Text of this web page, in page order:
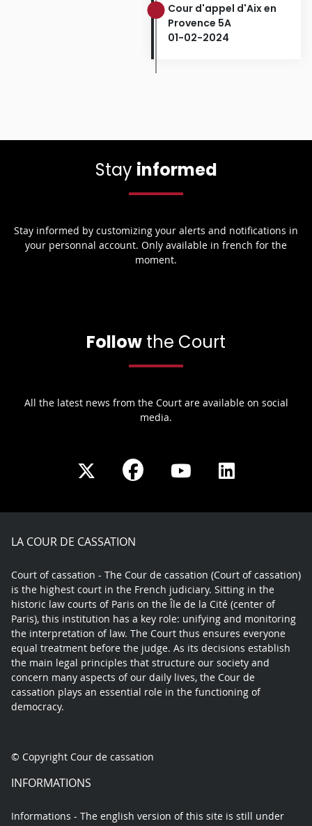
Cour d'appel d'Aix en
Provence 5A
01-02-2024
Stay informed
Stay informed by customizing your alerts and notifications in
your personnal account. Only available in french for the
moment.
Follow the Court
All the latest news from the Court are available on social
media.
Share
X
Share
Facebook
Share
YoutubeLinkedIn
LA COUR DE CASSATION
Court of cassation - The Cour de cassation (Court of cassation)
is the highest court in the French judiciary. Sitting in the
historic law courts of Paris on the Île de la Cité (center of
Paris), this institution has a key role: unifying and monitoring
the interpretation of law. The Court thus ensures everyone
equal treatment before the judge. As its decisions establish
the main legal principles that structure our society and
concern many aspects of our daily lives, the Cour de
cassation plays an essential role in the functioning of
democracy.
© Copyright Cour de cassation
INFORMATIONS
Informations - The english version of this site is still under